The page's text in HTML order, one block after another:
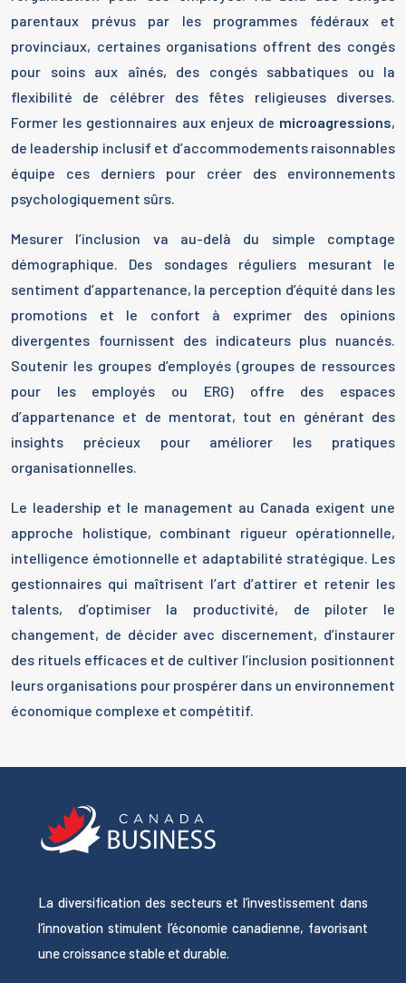
parentaux prévus par les programmes fédéraux et
provinciaux, certaines organisations offrent des congés
pour soins aux aînés, des congés sabbatiques ou la
flexibilité de célébrer des fêtes religieuses diverses.
Former les gestionnaires aux enjeux de microagressions,
de leadership inclusif et d’accommodements raisonnables
équipe ces derniers pour créer des environnements
psychologiquement sûrs.
Mesurer l’inclusion va au-delà du simple comptage
démographique. Des sondages réguliers mesurant le
sentiment d’appartenance, la perception d’équité dans les
promotions et le confort à exprimer des opinions
divergentes fournissent des indicateurs plus nuancés.
Soutenir les groupes d’employés (groupes de ressources
pour les employés ou ERG) offre des espaces
d’appartenance et de mentorat, tout en générant des
insights précieux pour améliorer les pratiques
organisationnelles.
Le leadership et le management au Canada exigent une
approche holistique, combinant rigueur opérationnelle,
intelligence émotionnelle et adaptabilité stratégique. Les
gestionnaires qui maîtrisent l’art d’attirer et retenir les
talents, d’optimiser la productivité, de piloter le
changement, de décider avec discernement, d’instaurer
des rituels efficaces et de cultiver l’inclusion positionnent
leurs organisations pour prospérer dans un environnement
économique complexe et compétitif.
La diversification des secteurs et l’investissement dans
l’innovation stimulent l’économie canadienne, favorisant
une croissance stable et durable.